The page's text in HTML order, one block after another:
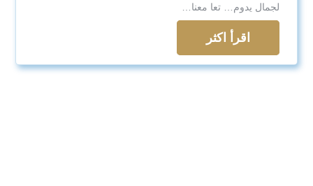
لجمال يدوم… تعا معنا…
اقرأ اكثر